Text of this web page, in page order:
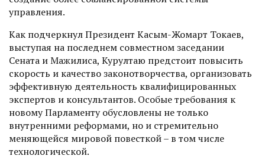
управления.
Как подчеркнул Президент Касым-Жомарт Токаев,
выступая на последнем совместном заседании
Сената и Мажилиса, Курултаю предстоит повысить
скорость и качество законотворчества, организовать
эффективную деятельность квалифицированных
экспертов и консультантов. Особые требования к
новому Парламенту обусловлены не только
внутренними реформами, но и стремительно
меняющейся мировой повесткой – в том числе
технологической.